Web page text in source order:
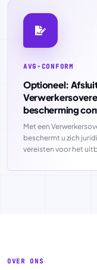
AVG-CONFORM
Optioneel: Afsluiting van een
bescherming
Met een
beschermt u zich
vereisten voor het
OVER ONS